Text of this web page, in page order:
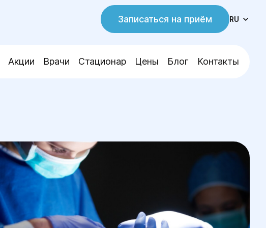
Записаться на приём RU
Акции Врачи Стационар Цены Блог Контакты